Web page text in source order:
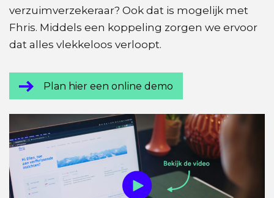
verzuimverzekeraar? Ook dat is mogelijk met
Fhris. Middels een koppeling zorgen we ervoor
dat alles vlekkeloos verloopt.
Plan hier een online demo